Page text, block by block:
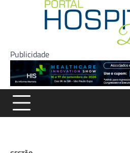
Publicidade